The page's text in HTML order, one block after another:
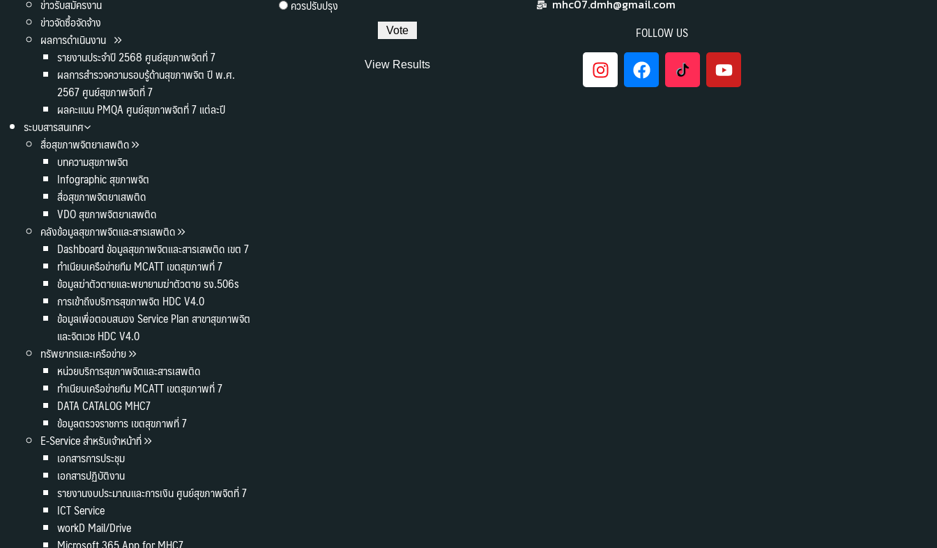
ข่าวรับสมัครงาน
ข่าวจัดซื้อจัดจ้าง
ผลการดำเนินงาน
รายงานประจำปี 2568 ศูนย์สุขภาพจิตที่ 7
ผลการสำรวจความรอบรู้ด้านสุขภาพจิต ปี พ.ศ.
2567 ศูนย์สุขภาพจิตที่ 7
ผลคะแนน PMQA ศูนย์สุขภาพจิตที่ 7 แต่ละปี
ระบบสารสนเทศ
สื่อสุขภาพจิตยาเสพติด
บทความสุขภาพจิต
Infographic สุขภาพจิต
สื่อสุขภาพจิตยาเสพติด
VDO สุขภาพจิตยาเสพติด
คลังข้อมูลสุขภาพจิตและสารเสพติด
Dashboard ข้อมูลสุขภาพจิตและสารเสพติด เขต 7
ทำเนียบเครือข่ายทีม MCATT เขตสุขภาพที่ 7
ข้อมูลฆ่าตัวตายและพยายามฆ่าตัวตาย รง.506s
การเข้าถึงบริการสุขภาพจิต HDC V4.0
ข้อมูลเพื่อตอบสนอง Service Plan สาขาสุขภาพจิต
และจิตเวช HDC V4.0
ทรัพยากรและเครือข่าย
หน่วยบริการสุขภาพจิตและสารเสพติด
ทำเนียบเครือข่ายทีม MCATT เขตสุขภาพที่ 7
DATA CATALOG MHC7
ข้อมูลตรวจราชการ เขตสุขภาพที่ 7
E-Service สำหรับเจ้าหน้าที่
เอกสารการประชุม
เอกสารปฏิบัติงาน
รายงานงบประมาณและการเงิน ศูนย์สุขภาพจิตที่ 7
ICT Service
workD Mail/Drive
ควรปรับปรุง
View Results
mhc07.dmh@gmail.com
FOLLOW US